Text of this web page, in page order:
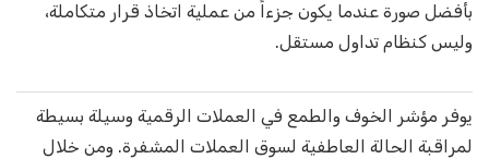
بأفضل صورة عندما يكون جزءاً من عملية اتخاذ قرار متكاملة،
وليس كنظام تداول مستقل.
يوفر مؤشر الخوف والطمع في العملات الرقمية وسيلة بسيطة
لمراقبة الحالة العاطفية لسوق العملات المشفرة. ومن خلال